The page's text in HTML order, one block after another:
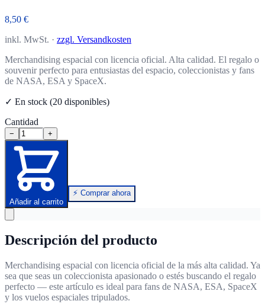
8,50 €
inkl. MwSt. · zzgl. Versandkosten
Merchandising espacial con licencia oficial. Alta calidad. El regalo o
souvenir perfecto para entusiastas del espacio, coleccionistas y fans
de NASA, ESA y SpaceX.
✓ En stock (20 disponibles)
Cantidad
− +
Añadir al carrito
⚡ Comprar ahora
Descripción del producto
Merchandising espacial con licencia oficial de la más alta calidad. Ya
sea que seas un coleccionista apasionado o estés buscando el regalo
perfecto — este artículo es ideal para fans de NASA, ESA, SpaceX
y los vuelos espaciales tripulados.